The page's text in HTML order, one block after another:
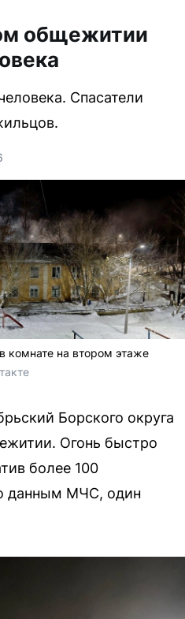
общежитии
Спасатели
комнате на втором этаже
Борского округа
Огонь быстро
более 100
данным МЧС, один